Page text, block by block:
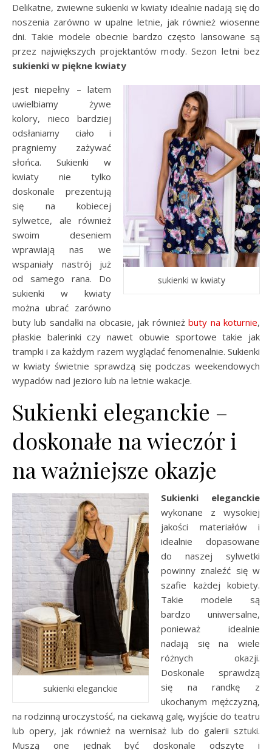
Delikatne, zwiewne sukienki w kwiaty idealnie nadają się do
noszenia zarówno w upalne letnie, jak również wiosenne
dni. Takie modele obecnie bardzo często lansowane są
przez największych projektantów mody. Sezon letni bez
sukienki w piękne kwiaty
sukienki w kwiaty
jest niepełny – latem
uwielbiamy żywe
kolory, nieco bardziej
odsłaniamy ciało i
pragniemy zażywać
słońca. Sukienki w
kwiaty nie tylko
doskonale prezentują
się na kobiecej
sylwetce, ale również
swoim deseniem
wprawiają nas we
wspaniały nastrój już
od samego rana. Do
sukienki w kwiaty
można ubrać zarówno
buty lub sandałki na obcasie, jak równieżbuty na koturnie,
płaskie balerinki czy nawet obuwie sportowe takie jak
trampki i za każdym razem wyglądać fenomenalnie. Sukienki
w kwiaty świetnie sprawdzą się podczas weekendowych
wypadów nad jezioro lub na letnie wakacje.
Sukienki eleganckie –
doskonałe na wieczór i
na ważniejsze okazje
sukienki eleganckie
Sukienki eleganckie
wykonane z wysokiej
jakości materiałów i
idealnie dopasowane
do naszej sylwetki
powinny znaleźć się w
szafie każdej kobiety.
Takie modele są
bardzo uniwersalne,
ponieważ idealnie
nadają się na wiele
różnych okazji.
Doskonale sprawdzą
się na randkę z
ukochanym mężczyzną,
na rodzinną uroczystość, na ciekawą galę, wyjście do teatru
lub opery, jak również na wernisaż lub do galerii sztuki.
Muszą one jednak być doskonale odszyte i